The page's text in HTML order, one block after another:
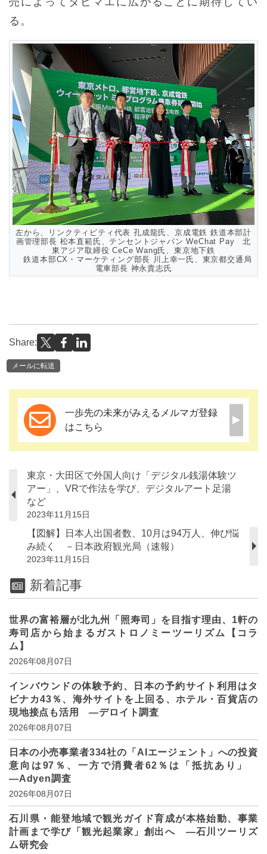
る。
左から、リンクティビティ代表 孔成龍氏、京成電鉄 鉄道本部計
画管理部長 松本直範氏、テンセントジャパン WeChat Pay 北
東アジア取締役 CeCe Wang氏、東京地下鉄
鉄道本部CX・マーケティング部長 川上幸一氏、東京都交通局
電車部長 神永貴志氏
Share:
メールに転送
一歩先の未来がみえるメルマガ登録
はこちら
東京・大田区で外国人向け「デジタル銭湯体験ツ
アー」、VRで作法を学び、デジタルアート足湯
など
2023年11月15日
【図解】日本人出国者数、10月は94万人、伸び悩
み続く －日本政府観光局（速報）
2023年11月15日
新着記事
世界の富裕層が北九州「照寿司」を目指す理由、1軒の
寿司店から始まるガストロノミーツーリズム【コラ
ム】
2026年08月07日
インバウンドの体験予約、日本の予約サイト利用はタ
ビナカ43％、海外サイトを上回る、ホテル・百貨店の
現地接点も活用 ―デロイト調査
2026年08月07日
日本の小売事業者334社の「AIエージェント」への投資
意向は97％、一方で消費者62％は「抵抗あり」
―Adyen調査
2026年08月07日
石川県・能登地域で観光ガイド育成が本格始動、事業
計画まで学び「観光起業家」創出へ ―石川ツーリズ
ム研究会